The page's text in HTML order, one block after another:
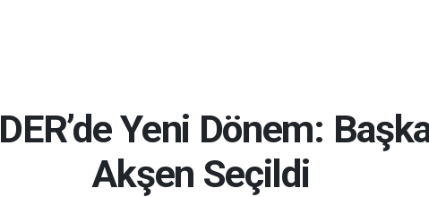
Yeni Dönem:
Akşen Seçildi